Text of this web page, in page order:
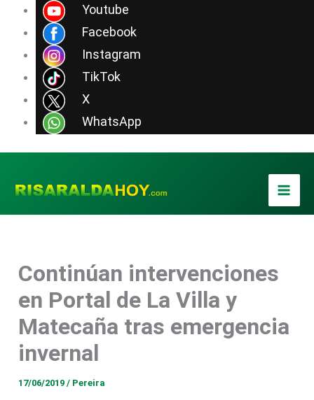
Youtube
Facebook
Instagram
TikTok
X
WhatsApp
contenido
Continúan intervenciones
en Portal de La Villa y
Matecaña tras emergencia
invernal
17/06/2019/ Pereira